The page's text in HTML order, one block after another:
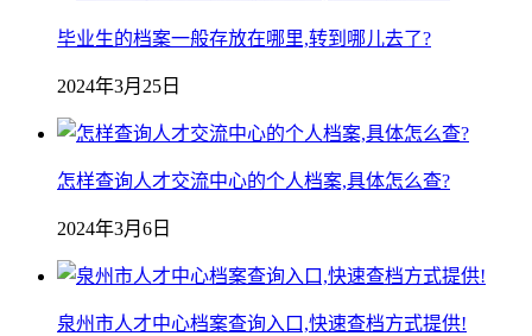
毕业生的档案一般存放在哪里,转到哪儿去了?
2024年3月25日
怎样查询人才交流中心的个人档案,具体怎么查?
2024年3月6日
泉州市人才中心档案查询入口,快速查档方式提供!